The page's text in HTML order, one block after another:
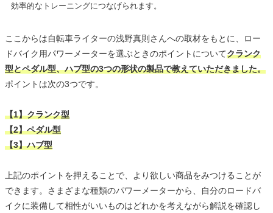
効率的なトレーニングにつなげられます。
ここからは自転車ライターの浅野真則さんへの取材をもとに、ロー
ドバイク用パワーメーターを選ぶときのポイントについてクランク
型とペダル型、ハブ型の3つの形状の製品で教えていただきました。
ポイントは次の3つです。
【1】クランク型
【2】ペダル型
【3】ハブ型
上記のポイントを押えることで、より欲しい商品をみつけることが
できます。さまざまな種類のパワーメーターから、自分のロードバ
イクに装備して相性がいいものはどれかを考えながら解説を確認し